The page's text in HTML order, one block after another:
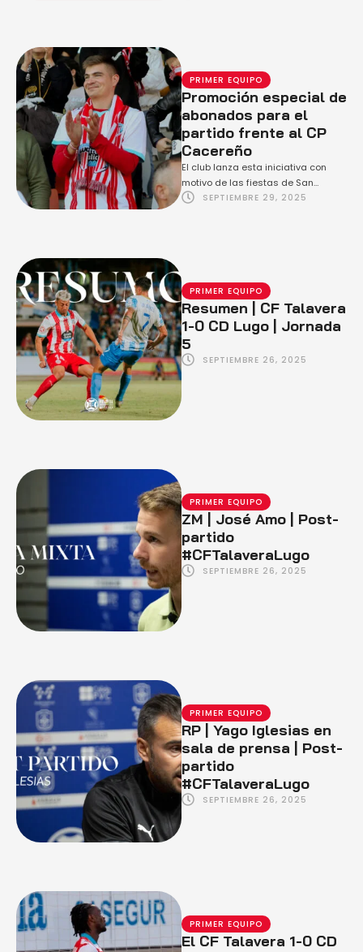
PRIMER EQUIPO
Promoción especial de
abonados para el
partido frente al CP
Cacereño
El club lanza esta iniciativa con
motivo de las fiestas de San
Froilán, ofreciendo entradas extra a
SEPTIEMBRE 29, 2025
PRIMER EQUIPO
Resumen | CF Talavera
1-0 CD Lugo | Jornada
5
SEPTIEMBRE 26, 2025
PRIMER EQUIPO
ZM | José Amo | Post-
partido
#CFTalaveraLugo
SEPTIEMBRE 26, 2025
PRIMER EQUIPO
RP | Yago Iglesias en
sala de prensa | Post-
partido
#CFTalaveraLugo
SEPTIEMBRE 26, 2025
PRIMER EQUIPO
El CF Talavera 1-0 CD